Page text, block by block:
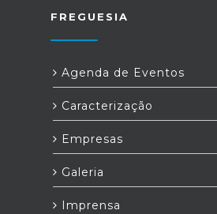
FREGUESIA
Agenda de Eventos
Caracterização
Empresas
Galeria
Imprensa